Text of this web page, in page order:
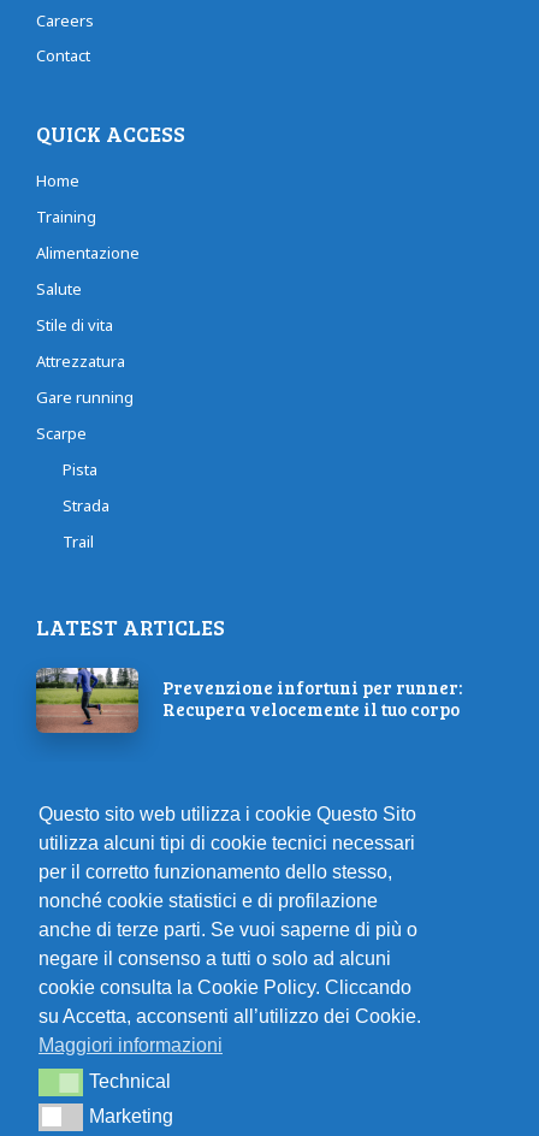
Careers
Contact
QUICK ACCESS
Home
Training
Alimentazione
Salute
Stile di vita
Attrezzatura
Gare running
Scarpe
Pista
Strada
Trail
LATEST ARTICLES
Prevenzione infortuni per runner:
Recupera velocemente il tuo corpo
Corri al Mattino: La Giusta
Motivazione con il Giusto Look!
Come correre per dimagrire, 5
consigli utili
Aumenta le tue spalle e diventa più
forte con gli esercizi di press
Questo sito web utilizza i cookie Questo Sito
utilizza alcuni tipi di cookie tecnici necessari
per il corretto funzionamento dello stesso,
nonché cookie statistici e di profilazione
anche di terze parti. Se vuoi saperne di più o
negare il consenso a tutti o solo ad alcuni
cookie consulta la Cookie Policy. Cliccando
su Accetta, acconsenti all’utilizzo dei Cookie.
Maggiori informazioni
TechnicalTechnical
MarketingMarketing